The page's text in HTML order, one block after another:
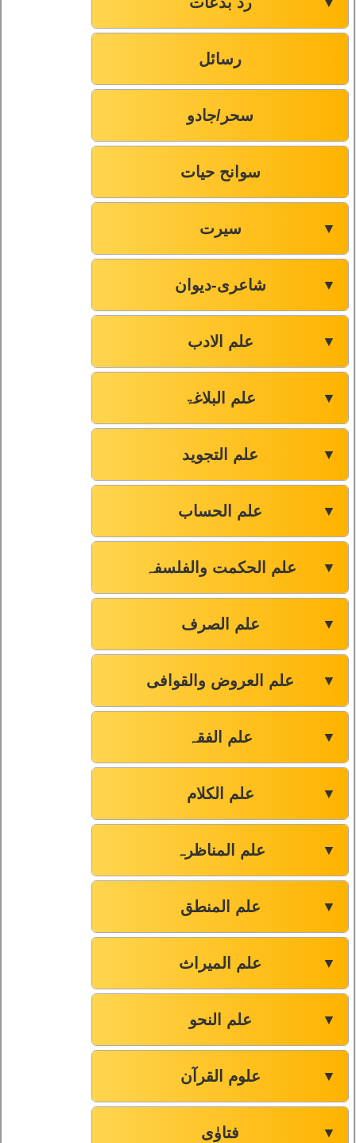
رسائل
سحر/جادو
سوانح حیات
سیرت ▼
شاعری-دیوان ▼
علم الادب ▼
علم البلاغۃ ▼
علم التجوید ▼
علم الحساب ▼
علم الحکمت والفلسفہ ▼
علم الصرف ▼
علم العروض والقوافی ▼
علم الفقہ ▼
علم الکلام ▼
علم المناظرہ ▼
علم المنطق ▼
علم المیراث ▼
علم النحو ▼
علوم القرآن ▼
فتاوٰی ▼